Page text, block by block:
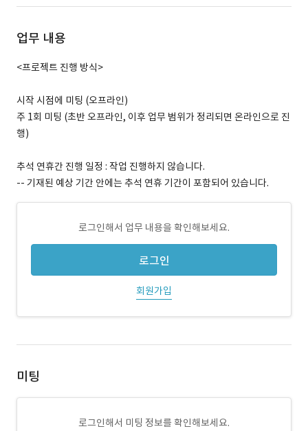
업무 내용
<프로젝트 진행 방식>
시작 시점에 미팅 (오프라인)
주 1회 미팅 (초반 오프라인, 이후 업무 범위가 정리되면 온라인으로 진
행)
추석 연휴간 진행 일정 : 작업 진행하지 않습니다.
-- 기재된 예상 기간 안에는 추석 연휴 기간이 포함되어 있습니다.
로그인해서 업무 내용을 확인해보세요.
로그인
회원가입
미팅
로그인해서 미팅 정보를 확인해보세요.